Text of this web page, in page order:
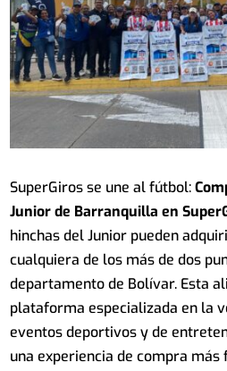
SuperGiros se une al fútbol:
Junior de Barranquilla en
hinchas del Junior pueden
cualquiera de los más de dos
departamento de Bolívar. Esta
plataforma especializada en la
eventos deportivos y de
una experiencia de compra